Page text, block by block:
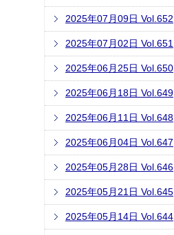
2025年07月09日 Vol.652
2025年07月02日 Vol.651
2025年06月25日 Vol.650
2025年06月18日 Vol.649
2025年06月11日 Vol.648
2025年06月04日 Vol.647
2025年05月28日 Vol.646
2025年05月21日 Vol.645
2025年05月14日 Vol.644